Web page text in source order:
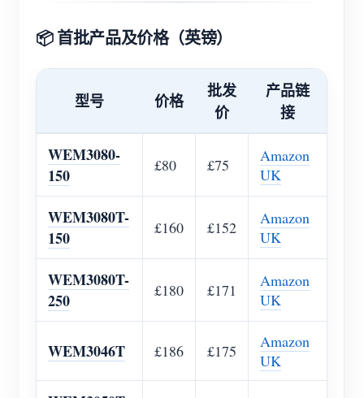
IAMMETER 模拟器
能源预测与仿真系统
光伏热水器控制系统
资源
文档
贡献者计划
IAMMETER 活动
解决方案
关于我们
📦 首批产品及价格（英镑）
型号 价格
批发
价
产品链
接
WEM3080-
150
£80 £75
Amazon
UK
WEM3080T-
150
£160 £152
Amazon
UK
WEM3080T-
250
£180 £171
Amazon
UK
WEM3046T £186 £175
Amazon
UK